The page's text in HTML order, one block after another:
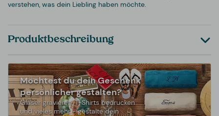
verstehen, was dein Liebling haben möchte.
Produktbeschreibung
Möchtest du dein Geschenk
persönlicher gestalten?
Gläser gravieren, T-Shirts bedrucken
und vieles mehr - gestalte dein